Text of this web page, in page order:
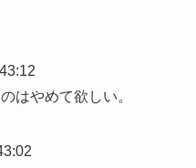
はやめて欲しい。